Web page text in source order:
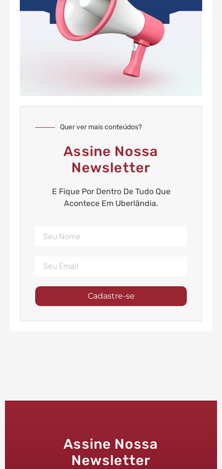
Quer ver mais conteúdos?
Assine Nossa
Newsletter
E Fique Por Dentro De Tudo Que
Acontece Em Uberlândia.
Cadastre-se
Assine Nossa
Newsletter